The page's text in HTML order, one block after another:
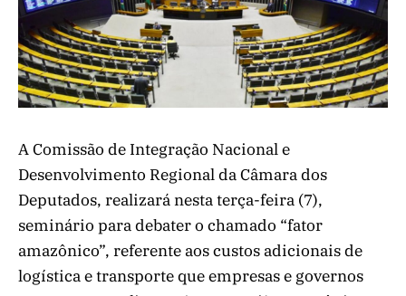
A Comissão de Integração Nacional e
Desenvolvimento Regional da Câmara dos
Deputados, realizará nesta terça-feira (7),
seminário para debater o chamado “fator
amazônico”, referente aos custos adicionais de
logística e transporte que empresas e governos